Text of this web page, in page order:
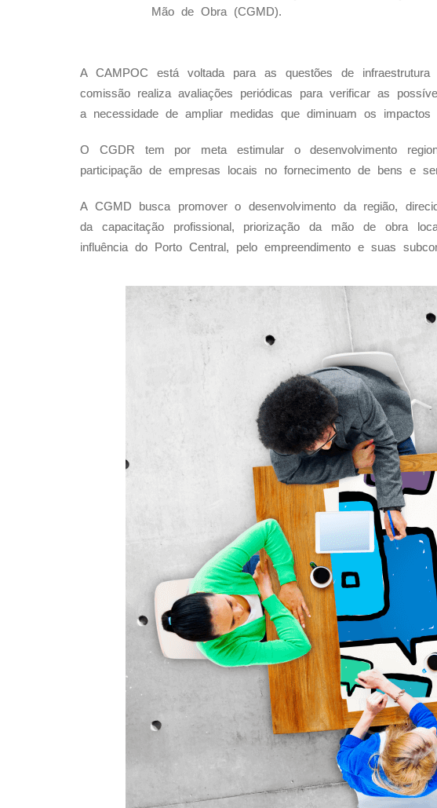
Mão de Obra (CGMD).
A CAMPOC está voltada para as questões de
comissão realiza avaliações periódicas para verificar as
a necessidade de ampliar medidas que diminuam os
O CGDR tem por meta estimular o desenvolvimento
participação de empresas locais no fornecimento de bens e
A CGMD busca promover o desenvolvimento da região,
da capacitação profissional, priorização da mão de obra
influência do Porto Central, pelo empreendimento e suas